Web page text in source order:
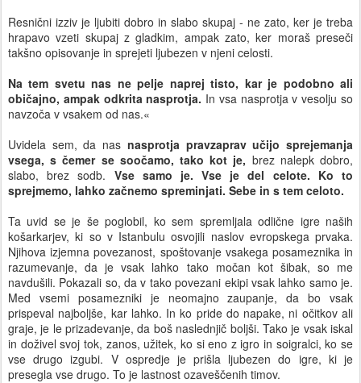
Resnični izziv je ljubiti dobro in slabo skupaj - ne zato, ker je treba
hrapavo vzeti skupaj z gladkim, ampak zato, ker moraš preseči
takšno opisovanje in sprejeti ljubezen v njeni celosti.
Na tem svetu nas ne pelje naprej tisto, kar je podobno ali
običajno, ampak odkrita nasprotja. In vsa nasprotja v vesolju so
navzoča v vsakem od nas.«
Uvidela sem, da nas nasprotja pravzaprav učijo sprejemanja
vsega, s čemer se soočamo, tako kot je, brez nalepk dobro,
slabo, brez sodb. Vse samo je. Vse je del celote. Ko to
sprejmemo, lahko začnemo spreminjati. Sebe in s tem celoto.
Ta uvid se je še poglobil, ko sem spremljala odlične igre naših
košarkarjev, ki so v Istanbulu osvojili naslov evropskega prvaka.
Njihova izjemna povezanost, spoštovanje vsakega posameznika in
razumevanje, da je vsak lahko tako močan kot šibak, so me
navdušili. Pokazali so, da v tako povezani ekipi vsak lahko samo je.
Med vsemi posamezniki je neomajno zaupanje, da bo vsak
prispeval najboljše, kar lahko. In ko pride do napake, ni očitkov ali
graje, je le prizadevanje, da boš naslednjič boljši. Tako je vsak iskal
in doživel svoj tok, zanos, užitek, ko si eno z igro in soigralci, ko se
vse drugo izgubi. V ospredje je prišla ljubezen do igre, ki je
presegla vse drugo. To je lastnost ozaveščenih timov.